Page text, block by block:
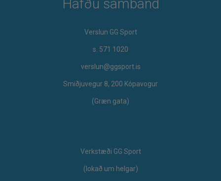
Hafðu samband
Verslun GG Sport
s. 571 1020
verslun@ggsport.is
Smiðjuvegur 8, 200 Kópavogur
(Græn gata)
Verkstæði GG Sport
​(lokað um helgar)